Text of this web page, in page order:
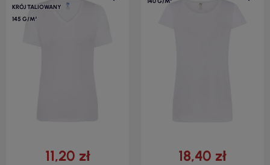
KRÓJ TALIOWANY
145 G/M²
11,20 zł 18,40 zł